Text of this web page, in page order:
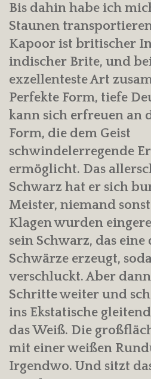
Bis dahin habe ich
Staunen
Kapoor ist britischer
indischer Brite, und
exzellenteste Art
Perfekte Form, tiefe
kann sich erfreuen an
Form, die dem Geist
schwindelerregende
ermöglicht. Das
Schwarz hat er sich
Meister, niemand
Klagen wurden
sein Schwarz, das
Schwärze erzeugt,
verschluckt. Aber
Schritte weiter und
ins Ekstatische
das Weiß. Die
mit einer weißen
Irgendwo. Und sitzt